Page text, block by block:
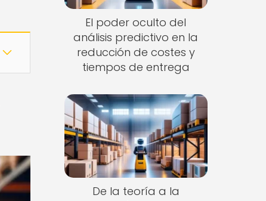
El poder oculto del
análisis predictivo en la
reducción de costes y
tiempos de entrega
De la teoría a la